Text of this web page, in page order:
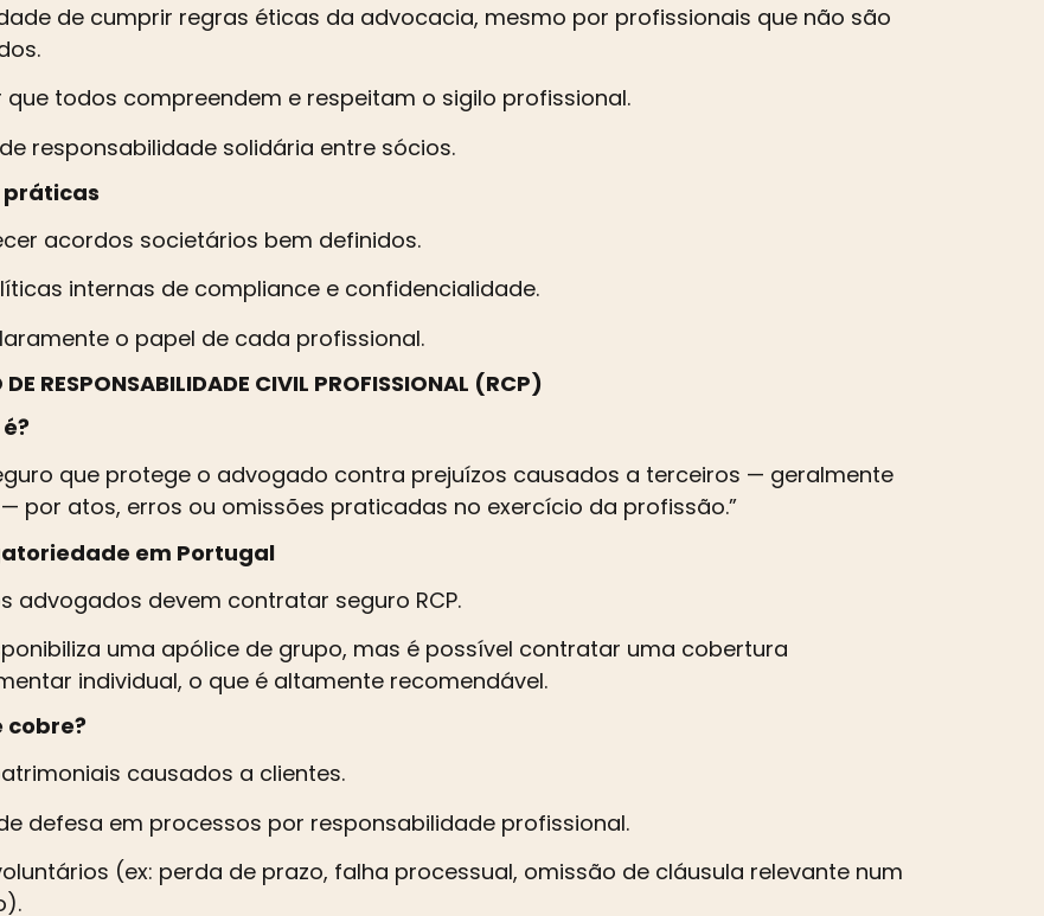
de cumprir regras éticas da advocacia, mesmo por profissionais que não são
que todos compreendem e respeitam o sigilo profissional.
responsabilidade solidária entre sócios.
práticas
acordos societários bem definidos.
internas de compliance e confidencialidade.
o papel de cada profissional.
DE RESPONSABILIDADE CIVIL PROFISSIONAL (RCP)
que protege o advogado contra prejuízos causados a terceiros — geralmente
por atos, erros ou omissões praticadas no exercício da profissão.”
em Portugal
advogados devem contratar seguro RCP.
uma apólice de grupo, mas é possível contratar uma cobertura
individual, o que é altamente recomendável.
cobre?
causados a clientes.
defesa em processos por responsabilidade profissional.
(ex: perda de prazo, falha processual, omissão de cláusula relevante num